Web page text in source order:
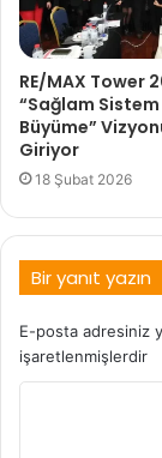
RE/MAX Tower
“Sağlam Sistem
Büyüme”
Giriyor
18 Şubat 2026
Bir yanıt yazın
E-posta adresiniz
işaretlenmişlerdir